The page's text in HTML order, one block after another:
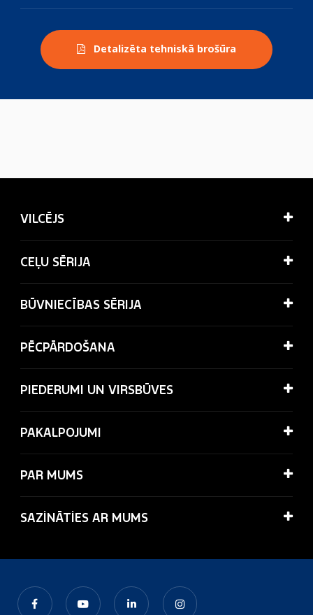
Detalizēta tehniskā brošūra
VILCĒJS
CEĻU SĒRIJA
BŪVNIECĪBAS SĒRIJA
PĒCPĀRDOŠANA
PIEDERUMI UN VIRSBŪVES
PAKALPOJUMI
PAR MUMS
SAZİNĀTİES AR MUMS